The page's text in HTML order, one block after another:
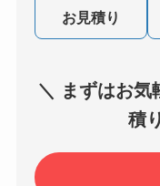
お見積り
＼ まずはお気
積